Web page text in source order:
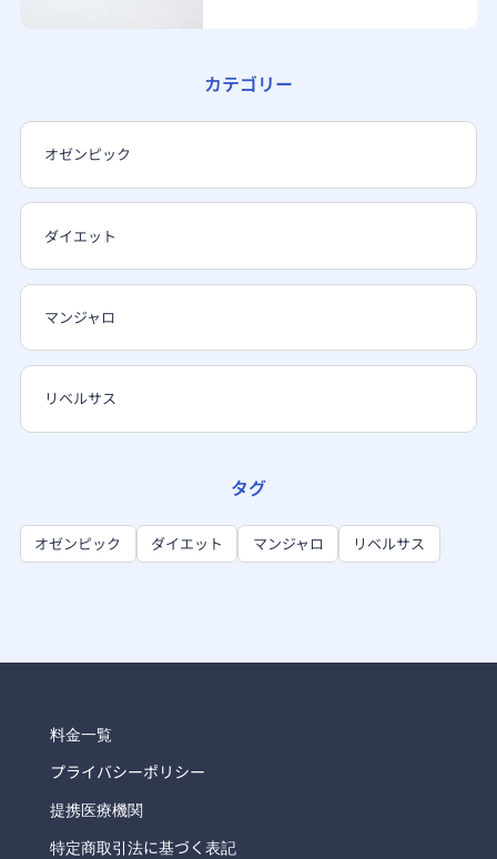
カテゴリー
オゼンピック
ダイエット
マンジャロ
リベルサス
タグ
オゼンピック ダイエット マンジャロ リベルサス
料金一覧
プライバシーポリシー
提携医療機関
特定商取引法に基づく表記